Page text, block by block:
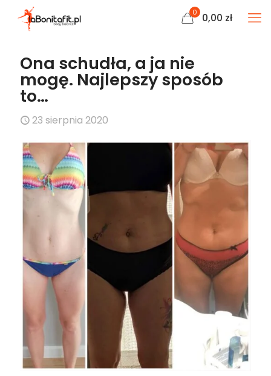
0 0,00 zł
Ona schudła, a ja nie
mogę. Najlepszy sposób
to…
23 sierpnia 2020